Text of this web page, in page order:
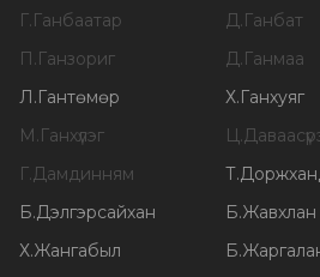
Г.Ганбаатар Д.Ганбат
П.Ганзориг Д.Ганмаа
Л.Гантөмөр Х.Ганхуяг
М.Ганхүлэг Ц.
Г.Дамдинням Т.
Б.Дэлгэрсайхан Б.Жавхлан
Х.Жангабыл Б.